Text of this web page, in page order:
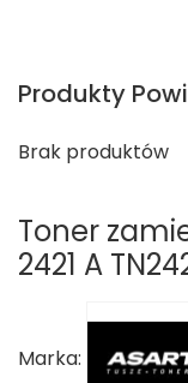
Produkty
Brak produktów
Toner
2421 A
Marka: